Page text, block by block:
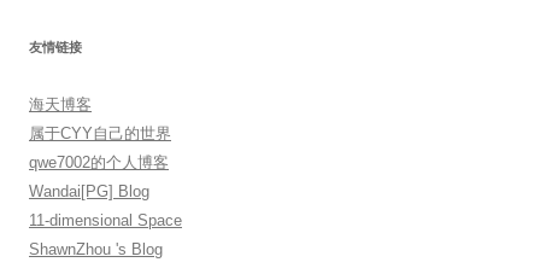
友情链接
海天博客
属于CYY自己的世界
qwe7002的个人博客
Wandai[PG] Blog
11-dimensional Space
ShawnZhou 's Blog